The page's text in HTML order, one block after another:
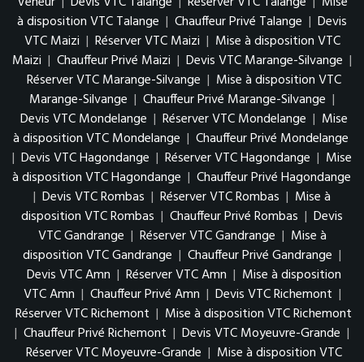
à disposition VTC Talange | Chauffeur Privé Talange | Devis
VTC Maizi | Réserver VTC Maizi | Mise à disposition VTC
Maizi | Chauffeur Privé Maizi | Devis VTC Marange-Silvange |
Réserver VTC Marange-Silvange | Mise à disposition VTC
Marange-Silvange | Chauffeur Privé Marange-Silvange |
Devis VTC Mondelange | Réserver VTC Mondelange | Mise
à disposition VTC Mondelange | Chauffeur Privé Mondelange
| Devis VTC Hagondange | Réserver VTC Hagondange | Mise
à disposition VTC Hagondange | Chauffeur Privé Hagondange
| Devis VTC Rombas | Réserver VTC Rombas | Mise à
disposition VTC Rombas | Chauffeur Privé Rombas | Devis
VTC Gandrange | Réserver VTC Gandrange | Mise à
disposition VTC Gandrange | Chauffeur Privé Gandrange |
Devis VTC Amn | Réserver VTC Amn | Mise à disposition
VTC Amn | Chauffeur Privé Amn | Devis VTC Richemont |
Réserver VTC Richemont | Mise à disposition VTC Richemont
| Chauffeur Privé Richemont | Devis VTC Moyeuvre-Grande |
Réserver VTC Moyeuvre-Grande | Mise à disposition VTC